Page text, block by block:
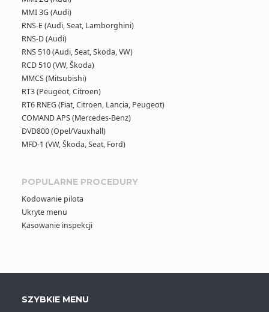
MMI 3G (Audi)
RNS-E (Audi, Seat, Lamborghini)
RNS-D (Audi)
RNS 510 (Audi, Seat, Skoda, VW)
RCD 510 (VW, Škoda)
MMCS (Mitsubishi)
RT3 (Peugeot, Citroen)
RT6 RNEG (Fiat, Citroen, Lancia, Peugeot)
COMAND APS (Mercedes-Benz)
DVD800 (Opel/Vauxhall)
MFD-1 (VW, Škoda, Seat, Ford)
POPULARNE PROCEDURY
Kodowanie pilota
Ukryte menu
Kasowanie inspekcji
SZYBKIE MENU